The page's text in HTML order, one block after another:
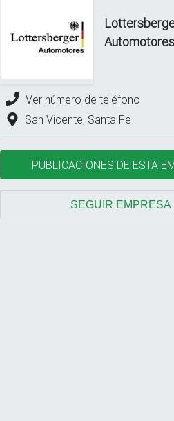
Automotores
Ver número de teléfono
San Vicente, Santa Fe
PUBLICACIONES DE ESTA
SEGUIR EMPRESA